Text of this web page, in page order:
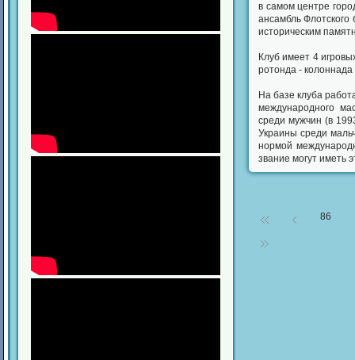
в самом центре
ансамбль
историческим
Клуб имеет 4
ротонда -
На базе клуба
международного
среди мужчин (в
Украины среди
нормой
звание могут иметь
86